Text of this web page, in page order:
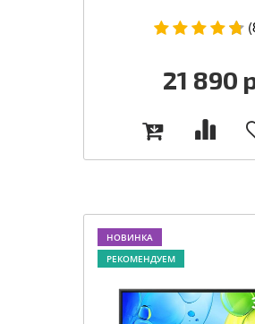
21 890
НОВИНКА
РЕКОМЕНДУЕМ